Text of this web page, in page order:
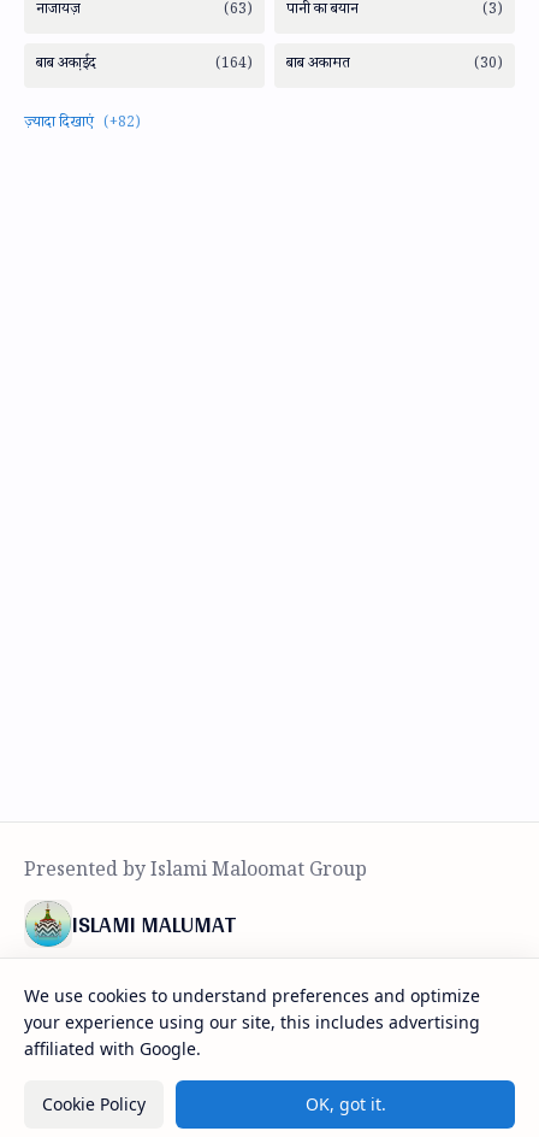
ISLAMI MALUMAT
ज़रूरी सफ़हात
हमारे बारे में
We use cookies to understand preferences and optimize
your experience using our site, this includes advertising
affiliated with Google.
Cookie Policy OK, got it.